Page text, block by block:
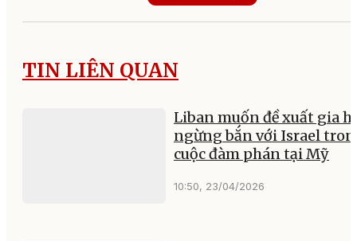
TIN LIÊN QUAN
Liban muốn đề xuất gia
ngừng bắn với Israel
cuộc đàm phán tại Mỹ
10:50, 23/04/2026